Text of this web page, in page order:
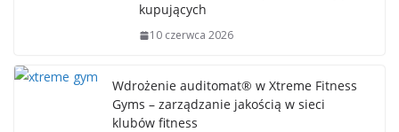
kupujących
10 czerwca 2026
Wdrożenie auditomat® w Xtreme Fitness
Gyms – zarządzanie jakością w sieci
klubów fitness